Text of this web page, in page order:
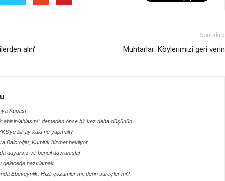
alın'
Sonraki »
Muhtarlar: Köylerimizi geri verin
Kupası
abisin/ablasın!” demeden önce bir kez daha düşünün
bir ay kala ne yapmalı?
Balcıoğlu; Kumluk hizmet bekliyor
duyarsız ve bencil davranışlar
geleceğe hazırlamak
Ebeveynlik: Hızlı çözümler mi, derin süreçler mi?